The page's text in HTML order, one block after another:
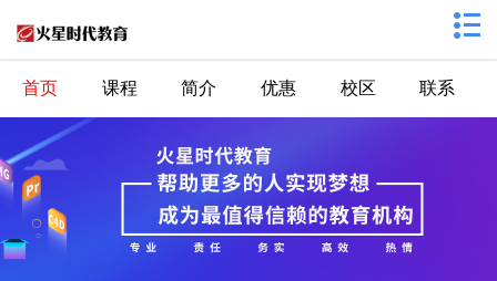
首页 课程 简介 优惠 校区 联系